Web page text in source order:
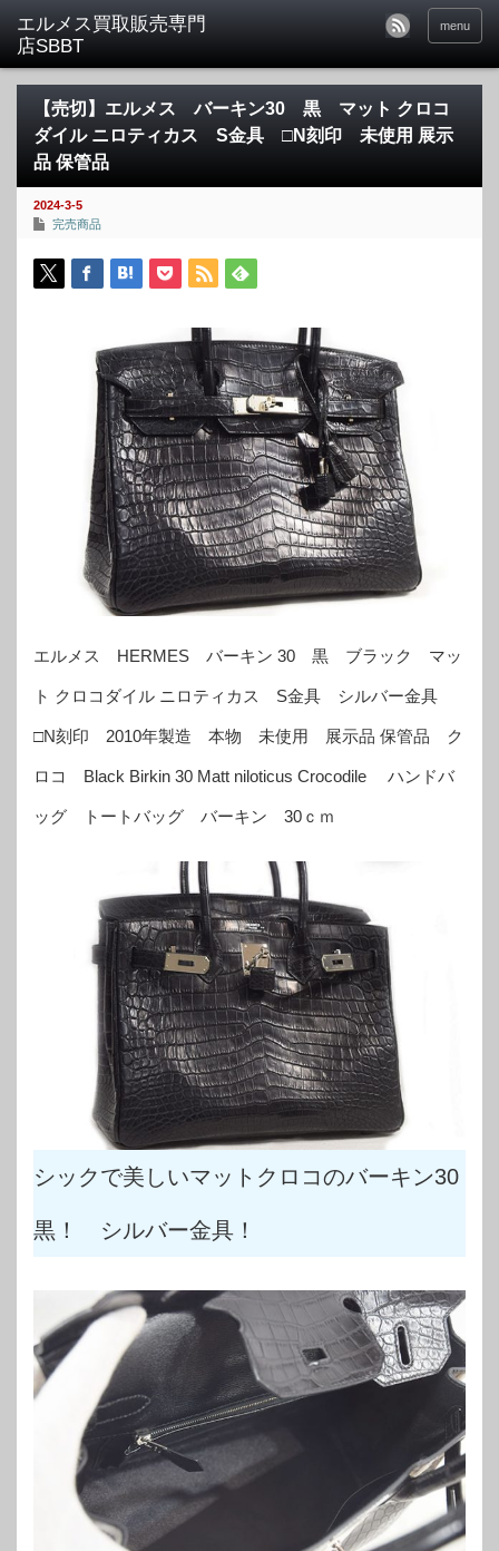
menu
【売切】エルメス バーキン30 黒 マット クロコ
ダイル ニロティカス S金具 □N刻印 未使用 展示
品 保管品
2024-3-5
完売商品
エルメス HERMES バーキン 30 黒 ブラック マッ
ト クロコダイル ニロティカス S金具 シルバー金具
□N刻印 2010年製造 本物 未使用 展示品 保管品 ク
ロコ Black Birkin 30 Matt niloticus Crocodile ハンドバ
ッグ トートバッグ バーキン 30ｃｍ
シックで美しいマットクロコのバーキン30
黒！ シルバー金具！